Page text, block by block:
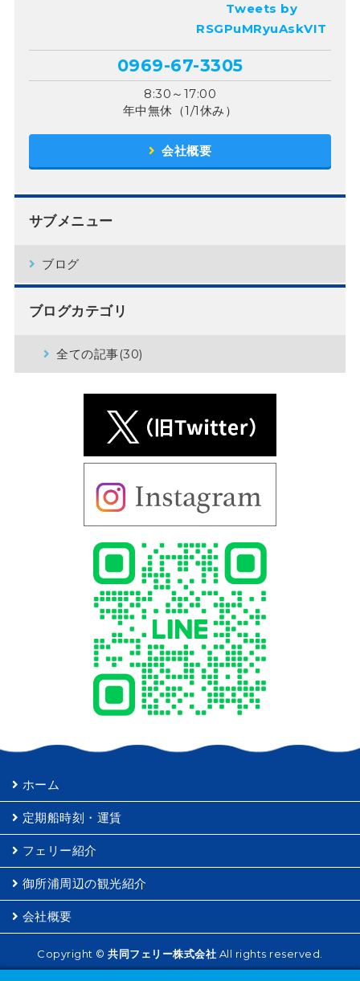
Tweets by
RSGPuMRyuAskVIT
0969-67-3305
8:30～17:00
年中無休（1/1休み）
会社概要
サブメニュー
ブログ
ブログカテゴリ
全ての記事(30)
ホーム
定期船時刻・運賃
フェリー紹介
御所浦周辺の観光紹介
会社概要
Copyright ©共同フェリー株式会社 All rights reserved.